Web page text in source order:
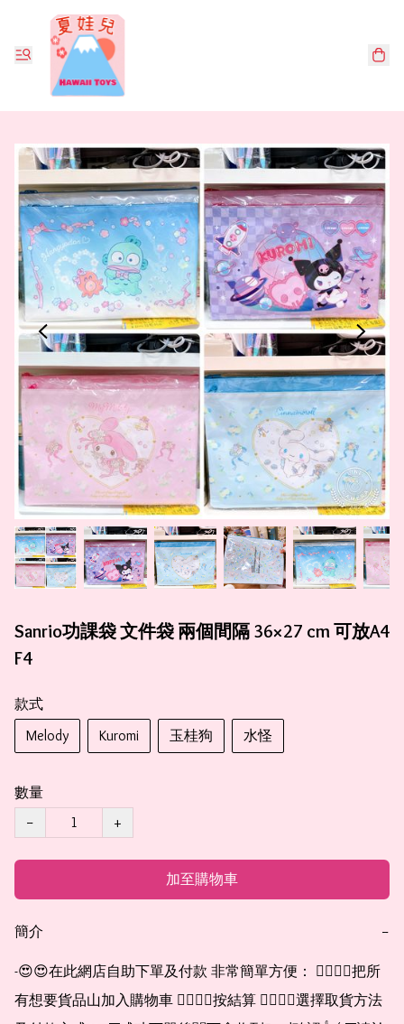
Sanrio功課袋 文件袋 兩個間隔 36×27 cm 可放A4
F4
款式
Melody
Kuromi 玉桂狗 水怪
數量
−
+
加至購物車
簡介 −
-😍😍在此網店自助下單及付款 非常簡單方便： 👉🏻👉🏻把所
有想要貨品山加入購物車 👉🏻👉🏻按結算 👉🏻👉🏻選擇取貨方法